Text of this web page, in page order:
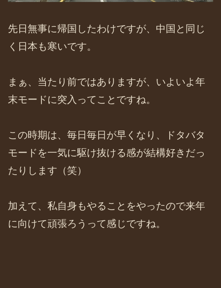
先日無事に帰国したわけですが、中国と同じ
く日本も寒いです。
まぁ、当たり前ではありますが、いよいよ年
末モードに突入ってことですね。
この時期は、毎日毎日が早くなり、ドタバタ
モードを一気に駆け抜ける感が結構好きだっ
たりします（笑）
加えて、私自身もやることをやったので来年
に向けて頑張ろうって感じですね。